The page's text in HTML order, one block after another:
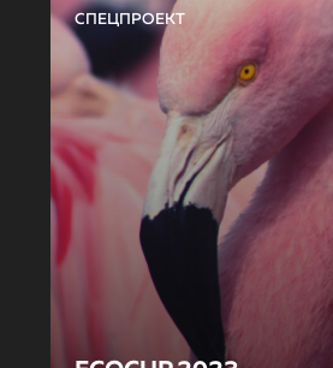
СПЕЦПРОЕКТ